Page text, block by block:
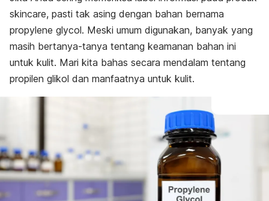
Manfaat
Beda dengan bahan lain
skincare, pasti tak asing dengan bahan bernama
propylene glycol. Meski umum digunakan, banyak yang
masih bertanya-tanya tentang keamanan bahan ini
untuk kulit. Mari kita bahas secara mendalam tentang
propilen glikol dan manfaatnya untuk kulit.